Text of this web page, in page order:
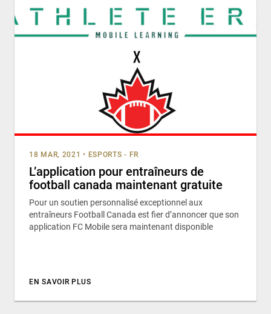
18 MAR, 2021 • ESPORTS - FR
L’application pour entraîneurs de
football canada maintenant gratuite
Pour un soutien personnalisé exceptionnel aux
entraîneurs Football Canada est fier d’annoncer que son
application FC Mobile sera maintenant disponible
EN SAVOIR PLUS